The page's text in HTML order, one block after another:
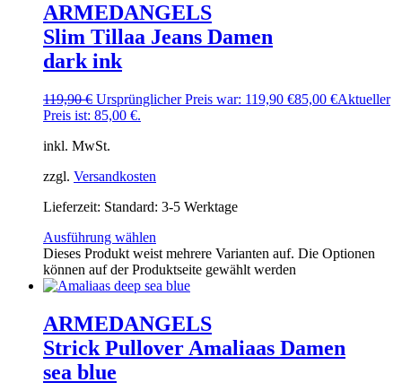
ARMEDANGELS
Slim Tillaa Jeans Damen
dark ink
119,90€ Ursprünglicher Preis war: 119,90 €85,00 €Aktueller
Preis ist: 85,00 €.
inkl. MwSt.
zzgl. Versandkosten
Lieferzeit: Standard: 3-5 Werktage
Ausführung wählen
Dieses Produkt weist mehrere Varianten auf. Die Optionen
können auf der Produktseite gewählt werden
ARMEDANGELS
Strick Pullover Amaliaas Damen
sea blue